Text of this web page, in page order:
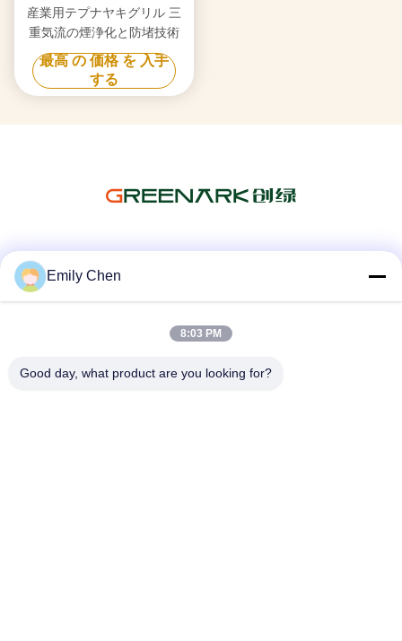
産業用テプナヤキグリル 三
重気流の煙浄化と防堵技術
最高 の 価格 を 入手
する
テレ
Emily Chen
8:03 PM
Good day, what product are you looking for?